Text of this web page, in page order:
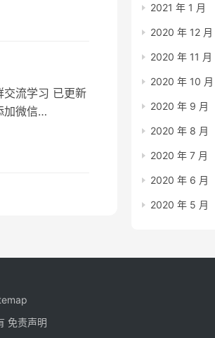
已更新好书
交流学习 已更新
加微信
为你的朋友，
2021 年 1 月
2020 年 12 月
2020 年 11 月
2020 年 10 月
2020 年 9 月
2020 年 8 月
2020 年 7 月
2020 年 6 月
2020 年 5 月
免责声明